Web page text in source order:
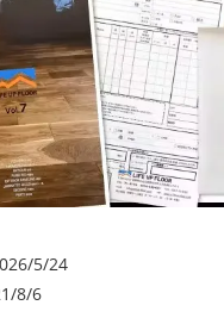
5/24
8/6